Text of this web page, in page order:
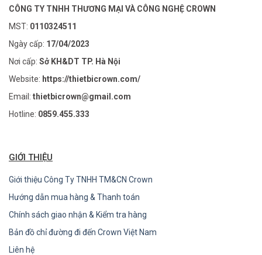
CÔNG TY TNHH THƯƠNG MẠI VÀ CÔNG NGHỆ CROWN
MST: 0110324511
Ngày cấp: 17/04/2023
Nơi cấp: Sở KH&DT TP. Hà Nội
Website: https://thietbicrown.com/
Email: thietbicrown@gmail.com
Hotline: 0859.455.333
GIỚI THIỆU
Giới thiệu Công Ty TNHH TM&CN Crown
Hướng dẫn mua hàng & Thanh toán
Chính sách giao nhận & Kiểm tra hàng
Bản đồ chỉ đường đi đến Crown Việt Nam
Liên hệ